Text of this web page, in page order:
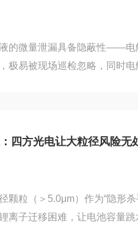
热需求低风...
的微量泄漏具备隐蔽性——电
极易被现场巡检忽略，同时
中的微量泄漏两大来源：l注
口焊...
四方光电让大粒径风险无
颗粒（＞5.0μm）作为“隐形
离子迁移困难，让电池容量